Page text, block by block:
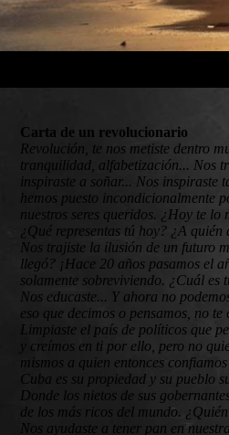
Carta de un revolucionario
Revolución, te nos metiste dentro
tranquilidad, alfabetización... Nos
inspiraste a soñar... Nos inspiraste
hemos puesto incondicionalmente
nuestros seres queridos. ¿Hoy te lo
¿Qué representas tú hoy? ¿A quién
Nos trajiste la ilusión de un futuro
llegó? ¡Hace 20 años pasamos el
solamente sobreviviendo. ¿Cuál es
Nos educaste... Y ahora no
eso que decimos o pensamos, no te
Limpiaste el país de políticos que
y creímos en ti por ello, pero no
mismos a quien entonces
Cuba es su propiedad y su pueblo
Donde los nietos de sus
de los más ricos del mundo.
Nos ayudaste a tener pan en